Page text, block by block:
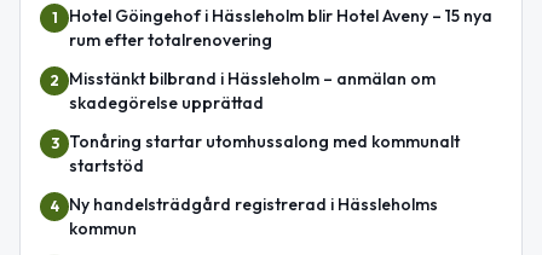
1
Hotel Göingehof i Hässleholm blir Hotel Aveny – 15 nya
rum efter totalrenovering
2
Misstänkt bilbrand i Hässleholm – anmälan om
skadegörelse upprättad
3
Tonåring startar utomhussalong med kommunalt
startstöd
4
Ny handelsträdgård registrerad i Hässleholms
kommun